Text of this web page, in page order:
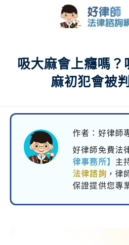
吸大麻會上癮嗎？
麻初犯會被
作者：好律師
好律師免費法
律事務所】 主
法律諮詢 ，律
保證提供您專